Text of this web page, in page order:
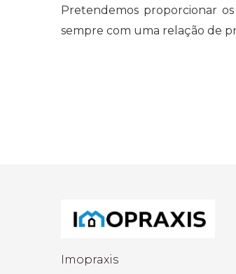
Pretendemos proporcionar
sempre com uma relação de
Imopraxis